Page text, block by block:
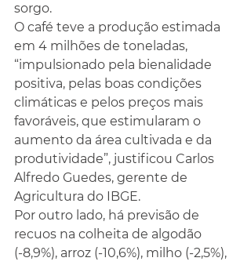
sorgo.
O café teve a produção estimada
em 4 milhões de toneladas,
“impulsionado pela bienalidade
positiva, pelas boas condições
climáticas e pelos preços mais
favoráveis, que estimularam o
aumento da área cultivada e da
produtividade”, justificou Carlos
Alfredo Guedes, gerente de
Agricultura do IBGE.
Por outro lado, há previsão de
recuos na colheita de algodão
(-8,9%), arroz (-10,6%), milho (-2,5%),